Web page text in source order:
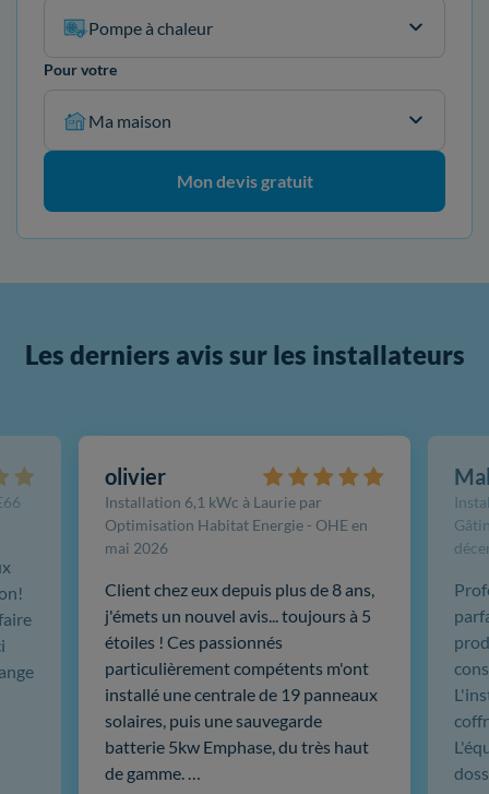
Pompe à chaleur
Pour votre
Ma maison
Mon devis gratuit
Les derniers avis sur les installateurs
olivier
Installation 6,1 kWc à Laurie par
Optimisation Habitat Energie - OHE en
mai 2026
Client chez eux depuis plus de 8 ans,
j'émets un nouvel avis... toujours à 5
étoiles ! Ces passionnés
particulièrement compétents m'ont
installé une centrale de 19 panneaux
solaires, puis une sauvegarde
batterie 5kw Emphase, du très haut
de gamme. …